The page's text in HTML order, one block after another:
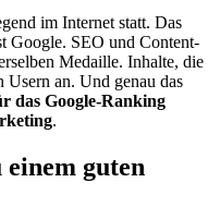
im Internet statt. Das
Google. SEO und Content-
Medaille. Inhalte, die
Usern an. Und genau das
das Google-Ranking
.
einem guten